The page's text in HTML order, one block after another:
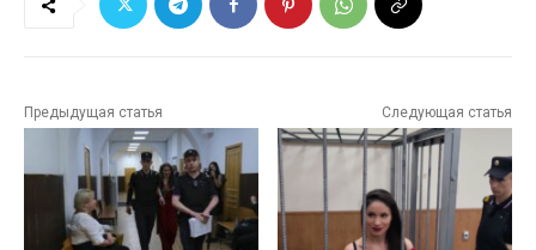
Предыдущая статья Следующая статья